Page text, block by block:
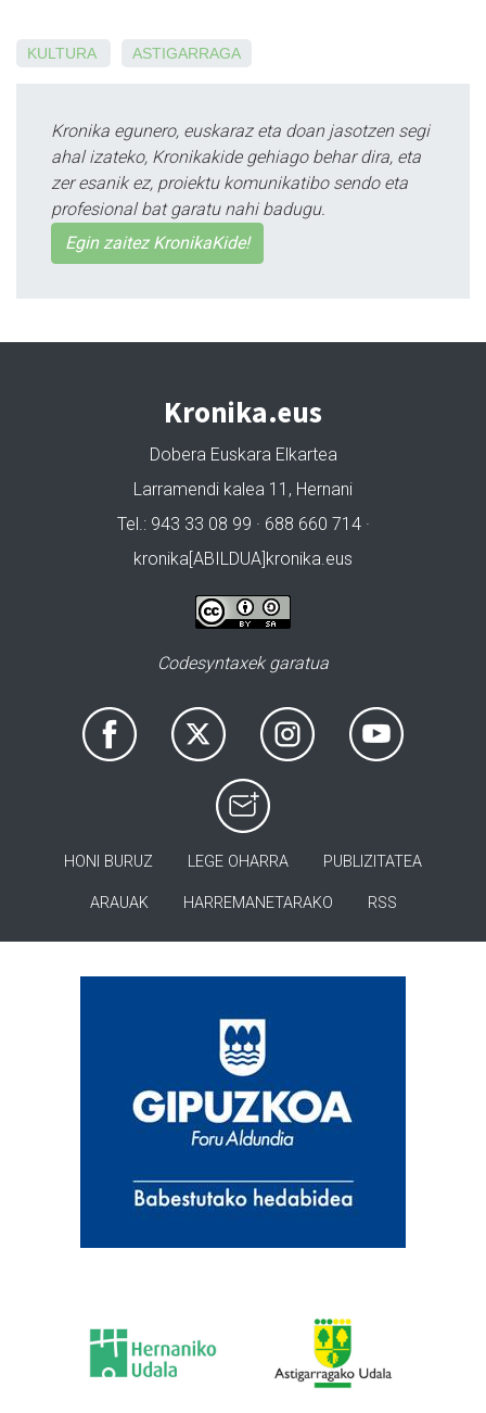
KULTURA ASTIGARRAGA
Kronika egunero, euskaraz eta doan jasotzen segi
ahal izateko, Kronikakide gehiago behar dira, eta
zer esanik ez, proiektu komunikatibo sendo eta
profesional bat garatu nahi badugu.
Egin zaitez KronikaKide!
Kronika.eus
Dobera Euskara Elkartea
Larramendi kalea 11, Hernani
Tel.: 943 33 08 99 · 688 660 714 ·
kronika[ABILDUA]kronika.eus
Codesyntaxek garatua
HONI BURUZ LEGE OHARRA PUBLIZITATEA
ARAUAK HARREMANETARAKO RSS